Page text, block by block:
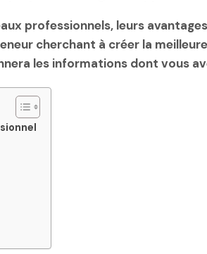
professionnels, leurs
cherchant à créer la
les informations dont vous